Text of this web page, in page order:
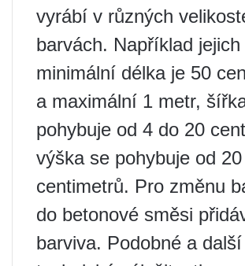
vyrábí v různých
barvách. Například jejich
minimální délka je 50
a maximální 1 metr,
pohybuje od 4 do 20
výška se pohybuje od
centimetrů. Pro změnu
do betonové směsi
barviva. Podobné a další